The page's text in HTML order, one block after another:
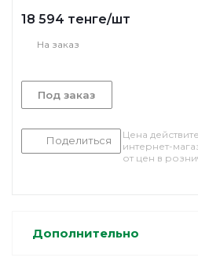
18 594 тенге/шт
На заказ
Под заказ
Поделиться
Цена
интернет-
от цен в
Дополнительно